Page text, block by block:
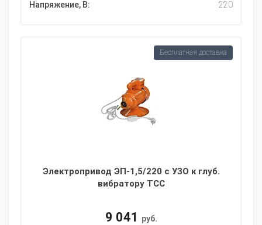
Напряжение, В:
220
Электропривод ЭП-1,5/220 с УЗО к глуб.
вибратору ТСС
9 041 руб.
Бесплатная доставка